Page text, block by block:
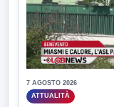
7 AGOSTO 2026
ATTUALITÀ